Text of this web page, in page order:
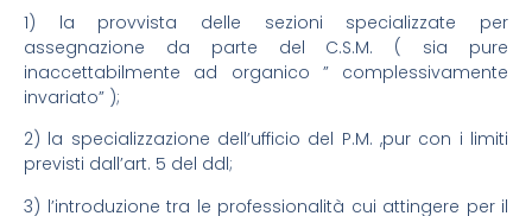
1) la provvista delle sezioni specializzate per
assegnazione da parte del C.S.M. ( sia pure
inaccettabilmente ad organico ” complessivamente
invariato” );
2) la specializzazione dell’ufficio del P.M. ,pur con i limiti
previsti dall’art. 5 del ddl;
3) l’introduzione tra le professionalità cui attingere per il